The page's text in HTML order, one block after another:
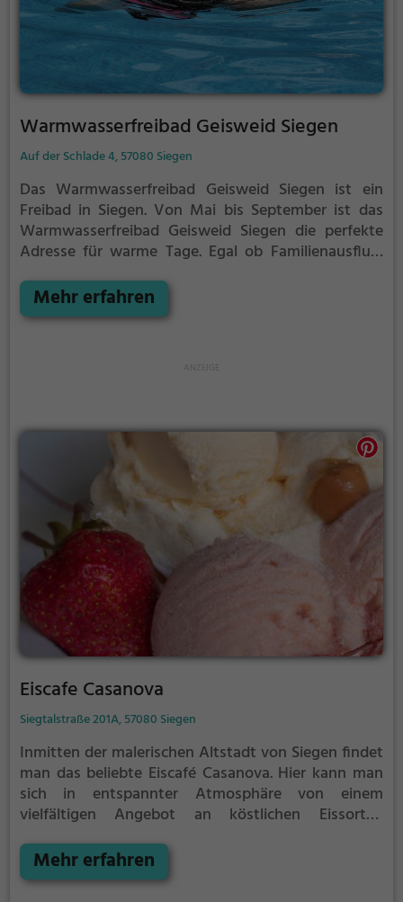
Warmwasserfreibad Geisweid Siegen
Auf der Schlade 4, 57080 Siegen
Das Warmwasserfreibad Geisweid Siegen ist ein
Freibad in Siegen. Von Mai bis September ist das
Warmwasserfreibad Geisweid Siegen die perfekte
Adresse für warme Tage. Egal ob Familienausflug,
im Warmwasserfreibad Geisweid Siegen kommt
jeder auf seine Kosten. Bei gutem Wetter kann die
Mehr erfahren
Eiscafe Casanova
Siegtalstraße 201A, 57080 Siegen
Inmitten der malerischen Altstadt von Siegen findet
man das beliebte Eiscafé Casanova. Hier kann man
sich in entspannter Atmosphäre von einem
vielfältigen Angebot an köstlichen Eissorten
und Schokolade oder ausgefallene Kreationen, hier
ist für jeden Geschmack etwas dabei. Doch nicht nur
Mehr erfahren